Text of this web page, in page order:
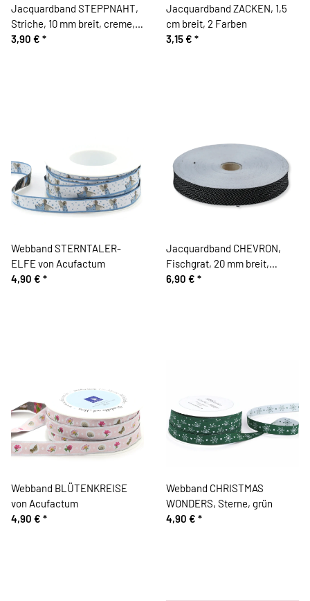
Jacquardband STEPPNAHT,
Striche, 10 mm breit, creme,
Kafka
3,90 € *
Jacquardband ZACKEN, 1,5
cm breit, 2 Farben
3,15 € *
Webband STERNTALER-
ELFE von Acufactum
4,90 € *
Jacquardband CHEVRON,
Fischgrat, 20 mm breit,
schwarz, Kafka
6,90 € *
Webband BLÜTENKREISE
von Acufactum
4,90 € *
Webband CHRISTMAS
WONDERS, Sterne, grün
4,90 € *